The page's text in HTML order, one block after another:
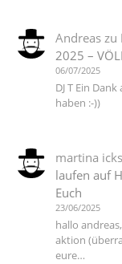
Andreaszu
2025 –
06/07/2025
DJ T Ein
haben :-))
martina icks
laufen auf
Euch
23/06/2025
hallo
aktion
eure…